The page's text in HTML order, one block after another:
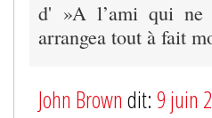
d' »A l’ami qui ne
arrangea tout à fait
John Brown dit: 9 juin